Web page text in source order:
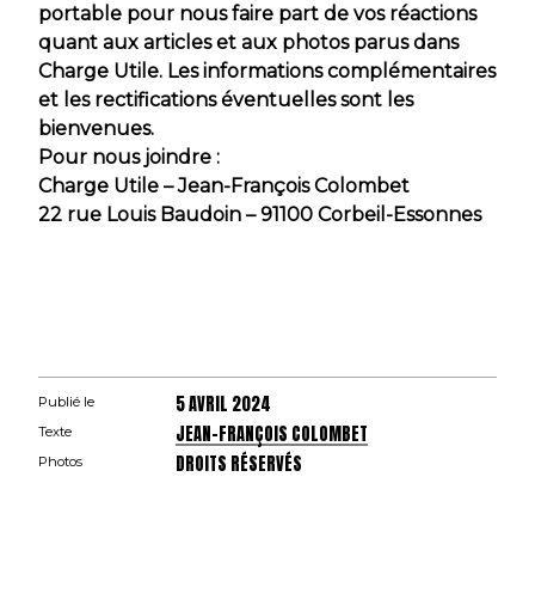
portable pour nous faire part de vos réactions
quant aux articles et aux photos parus dans
Charge Utile. Les informations complémentaires
et les rectifications éventuelles sont les
bienvenues.
Pour nous joindre :
Charge Utile – Jean-François Colombet
22 rue Louis Baudoin – 91100 Corbeil-Essonnes
Publié le 5 AVRIL 2024
Texte JEAN-FRANÇOIS COLOMBET
Photos DROITS RÉSERVÉS